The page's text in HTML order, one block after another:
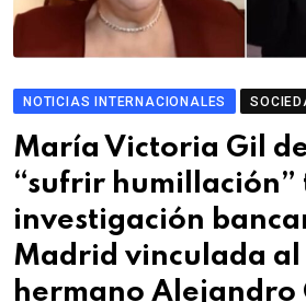
NOTICIAS INTERNACIONALES
María Victoria Gil
“sufrir humillación”
investigación
Madrid vinculada al
hermano Alejandro